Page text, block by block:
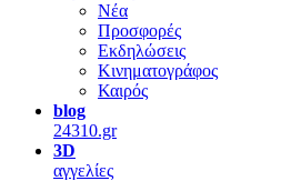
Νέα
Προσφορές
Εκδηλώσεις
Κινηματογράφος
Καιρός
blog
24310.gr
3D
αγγελίες